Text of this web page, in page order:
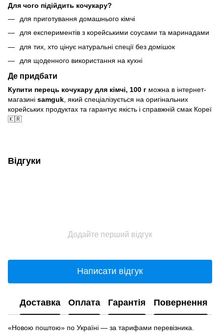
Для чого підійдить кочукару?
для приготування домашнього кімчі
для експериментів з корейськими соусами та маринадами
для тих, хто цінує натуральні спеції без домішок
для щоденного використання на кухні
Де придбати
Купити перець кочукару для кімчі, 100 г можна в інтернет-
магазині samguk , який спеціалізується на оригінальних
корейських продуктах та гарантує якість і справжній смак Кореї
🇰🇷
Відгуки
Додайте перший відгук
Написати відгук
Доставка Оплата Гарантія Повернення
«Новою поштою» по Україні — за тарифами перевізника.